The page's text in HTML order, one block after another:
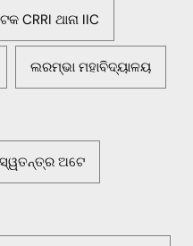
CRRI ଥାନା IIC
ଲରମ୍ଭା ମହାବିଦ୍ୟାଳୟ
ସ୍ୱତନ୍ତ୍ର ଅଟେ